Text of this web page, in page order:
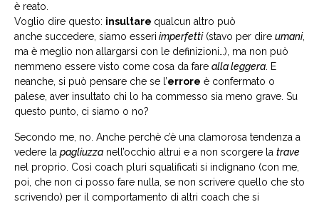
è reato.
Voglio dire questo: insultare qualcun altro può
anche succedere, siamo esseri imperfetti(stavo per dire umani,
ma è meglio non allargarsi con le definizioni…), ma non può
nemmeno essere visto come cosa da fare alla leggera. E
neanche, si può pensare che se l’errore è confermato o
palese, aver insultato chi lo ha commesso sia meno grave. Su
questo punto, ci siamo o no?
Secondo me, no. Anche perchè c’è una clamorosa tendenza a
vedere la pagliuzza nell’occhio altrui e a non scorgere la trave
nel proprio. Così coach pluri squalificati si indignano (con me,
poi, che non ci posso fare nulla, se non scrivere quello che sto
scrivendo) per il comportamento di altri coach che si